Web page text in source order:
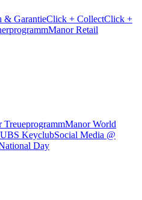
& GarantieClick + CollectClick +
Manor Retail
Manor World
UBS KeyclubSocial Media @
Day